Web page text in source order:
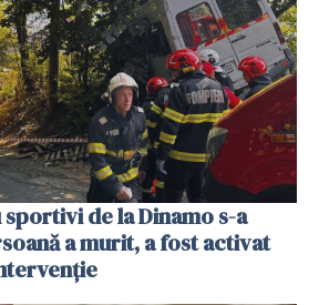
de la Dinamo s-a
a murit, a fost activat